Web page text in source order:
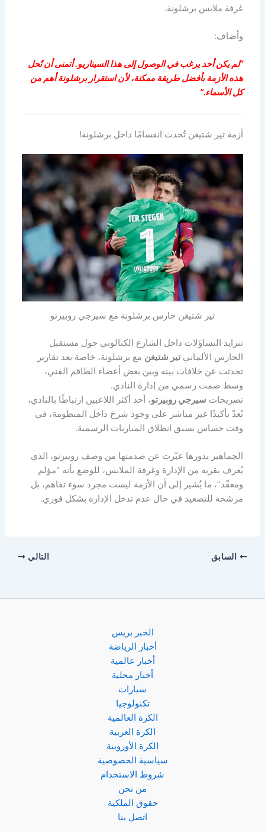
غرفة ملابس برشلونة.
وأضاف:
“لم يكن أحد يرغب في الوصول إلى هذا السيناريو. أتمنى أن تُحل
هذه الأزمة بأفضل طريقة ممكنة، لأن استقرار برشلونة أهم من
كل الأسماء.”
أزمة تير شتيغن تُحدث انقسامًا داخل برشلونة!
تير شتيغن حارس برشلونة مع سيرجي روبيرتو
تتزايد التساؤلات داخل الشارع الكتالوني حول مستقبل
الحارس الألمانيتير شتيغن مع برشلونة، خاصة بعد تقارير
تحدثت عن خلافات بينه وبين بعض أعضاء الطاقم الفني،
وسط صمت رسمي من إدارة النادي.
تصريحات سيرجي روبيرتو، أحد أكثر اللاعبين ارتباطًا بالنادي،
تُعدّ تأكيدًا غير مباشر على وجود شرخ داخل المنظومة، في
وقت حساس يسبق انطلاق المباريات الرسمية.
الجماهير بدورها عبّرت عن صدمتها من وصف روبيرتو، الذي
يُعرف بقربه من الإدارة وغرفة الملابس، للوضع بأنه “مؤلم
ومعقّد”، ما يُشير إلى أن الأزمة ليست مجرد سوء تفاهم، بل
مرشحة للتصعيد في حال عدم تدخل الإدارة بشكل فوري.
السابق التالي
الخبر بريس
أخبار الرياضة
أخبار عالمية
أخبار محلية
سيارات
تكنولوجيا
الكرة العالمية
الكرة العربية
الكرة الأوروبية
سياسية الخصوصية
شروط الاستخدام
من نحن
حقوق الملكية
اتصل بنا